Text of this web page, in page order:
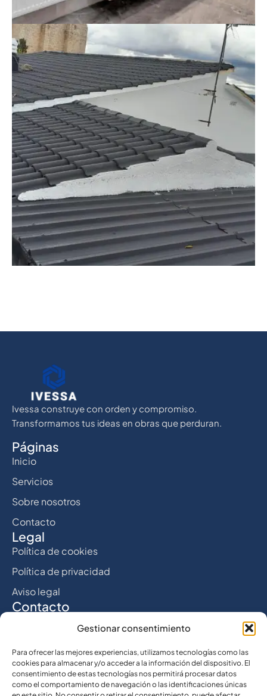
Gestionar consentimiento
Para ofrecer las mejores experiencias, utilizamos tecnologías como las
cookies para almacenar y/o acceder a la información del dispositivo. El
consentimiento de estas tecnologías nos permitirá procesar datos
como el comportamiento de navegación o las identificaciones únicas
Cubierta Y Tejado
(Impermeabilización Y Mejora
Exterior)
Rehabilitación de cubierta inclinada – Vivienda
unifamiliar, zona centro Sustitución de teja
deteriorada, impermeabilización con materiales
de alta resistencia y mejora estética del tejado.
Ivessa construye con orden y compromiso.
Transformamos tus ideas en obras que perduran.
Páginas
Inicio
Servicios
Sobre nosotros
Contacto
Legal
Política de cookies
Política de privacidad
Aviso legal
Contacto
634 23 23 65
info@ivessaconstrucciones.com